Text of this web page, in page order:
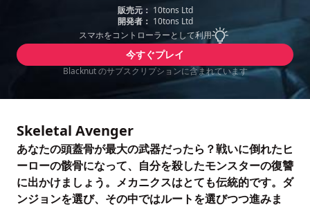
販売元： 10tons Ltd
開発者： 10tons Ltd
スマホをコントローラーとして利用
今すぐプレイ
Blacknut のサブスクリプションに含まれています
Skeletal Avenger
あなたの頭蓋骨が最大の武器だったら？戦いに倒れたヒ
ーローの骸骨になって、自分を殺したモンスターの復讐
に出かけましょう。メカニクスはとても伝統的です。ダ
ンジョンを選び、その中ではルートを選びつつ進みま